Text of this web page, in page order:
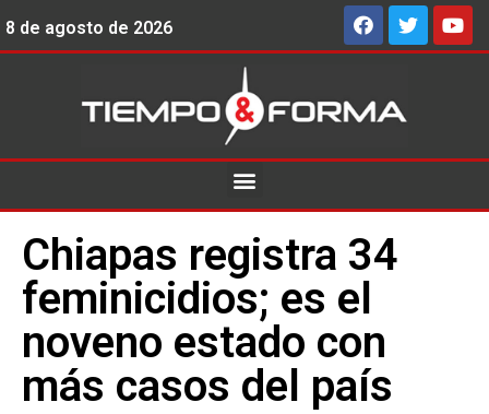
8 de agosto de 2026
Chiapas registra 34
feminicidios; es el
noveno estado con
más casos del país